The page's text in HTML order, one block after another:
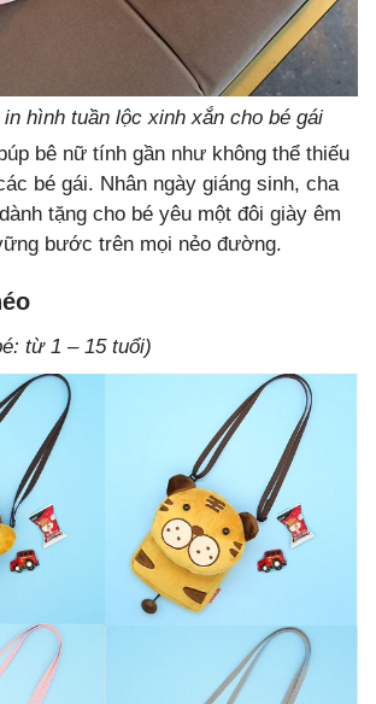
hình tuần lộc xinh xắn cho bé gái
bê nữ tính gần như không thể thiếu
bé gái. Nhân ngày giáng sinh, cha
tặng cho bé yêu một đôi giày êm
bước trên mọi nẻo đường.
từ 1 – 15 tuổi)